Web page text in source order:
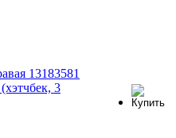
13183581
3